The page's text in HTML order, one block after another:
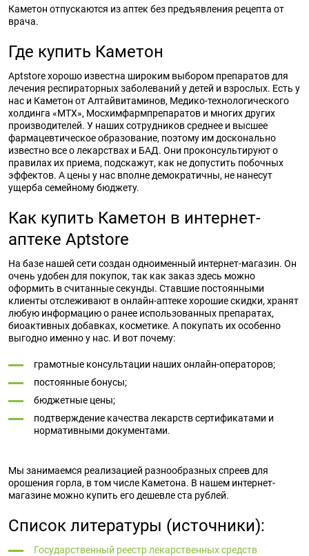
Каметон отпускаются из аптек без предъявления рецепта от
врача.
Где купить Каметон
Aptstore хорошо известна широким выбором препаратов для
лечения респираторных заболеваний у детей и взрослых. Есть у
нас и Каметон от Алтайвитаминов, Медико-технологического
холдинга «МТХ», Мосхимфармпрепаратов и многих других
производителей. У наших сотрудников среднее и высшее
фармацевтическое образование, поэтому им досконально
известно все о лекарствах и БАД. Они проконсультируют о
правилах их приема, подскажут, как не допустить побочных
эффектов. А цены у нас вполне демократичны, не нанесут
ущерба семейному бюджету.
Как купить Каметон в интернет-
аптеке Aptstore
На базе нашей сети создан одноименный интернет-магазин. Он
очень удобен для покупок, так как заказ здесь можно
оформить в считанные секунды. Ставшие постоянными
клиенты отслеживают в онлайн-аптеке хорошие скидки, хранят
любую информацию о ранее использованных препаратах,
биоактивных добавках, косметике. А покупать их особенно
выгодно именно у нас. И вот почему:
грамотные консультации наших онлайн-операторов;
постоянные бонусы;
бюджетные цены;
подтверждение качества лекарств сертификатами и
нормативными документами.
Мы занимаемся реализацией разнообразных спреев для
орошения горла, в том числе Каметона. В нашем интернет-
магазине можно купить его дешевле ста рублей.
Список литературы (источники):
Государственный реестр лекарственных средств